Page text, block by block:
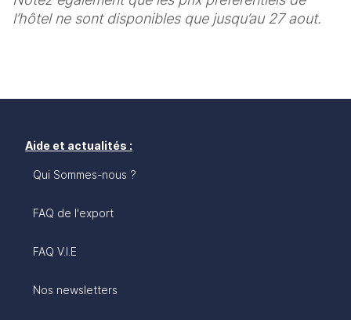
l’hôtel ne sont disponibles que jusqu’au 27 aout.
Aide et actualités :
Qui Sommes-nous ?
FAQ de l'export
FAQ V.I.E
Nos newsletters